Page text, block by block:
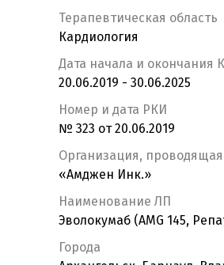
Терапевтическая область
Кардиология
Дата начала и окончания
20.06.2019 - 30.06.2025
Номер и дата РКИ
№ 323 от 20.06.2019
Организация,
«Амджен Инк.»
Наименование ЛП
Эволокумаб (AMG 145,
Города